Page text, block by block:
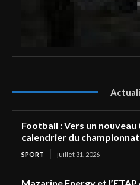
Football : Vers un
calendrier du championnat
SPORT juillet 31, 2026